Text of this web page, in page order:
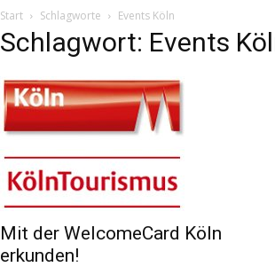
Start Schlagworte Events Köln
Schlagwort: Events
Mit der WelcomeCard Köln
erkunden!